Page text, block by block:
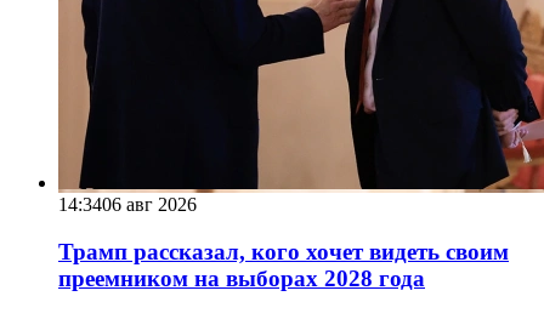
14:3406 авг 2026
Трамп рассказал, кого хочет видеть своим
преемником на выборах 2028 года